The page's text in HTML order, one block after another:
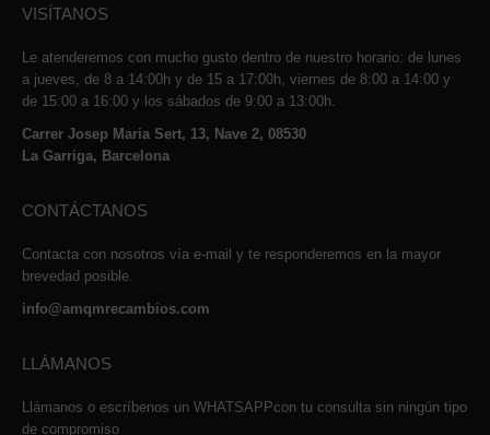
VISÍTANOS
Le atenderemos con mucho gusto dentro de nuestro horario: de lunes
a jueves, de 8 a 14:00h y de 15 a 17:00h, viernes de 8:00 a 14:00 y
de 15:00 a 16:00 y los sábados de 9:00 a 13:00h.
Carrer Josep Maria Sert, 13, Nave 2, 08530
La Garriga, Barcelona
CONTÁCTANOS
Contacta con nosotros vía e-mail y te responderemos en la mayor
brevedad posible.
info@amqmrecambios.com
LLÁMANOS
Llámanos o escríbenos un WHATSAPPcon tu consulta sin ningún tipo
de compromiso